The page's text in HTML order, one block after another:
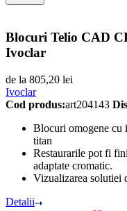
Blocuri Telio CAD
Ivoclar
de la 805,20 lei
Ivoclar
Cod produs:art204143
Blocuri omogene cu
titan
Restaurarile pot fi
adaptate cromatic.
Vizualizarea solutiei
Detalii